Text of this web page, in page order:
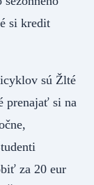
si kredit
sú Žlté
prenajať si na
za 20 eur